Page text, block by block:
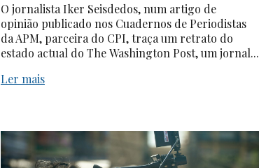
O jornalista Iker Seisdedos, num artigo de
opinião publicado nos Cuadernos de Periodistas
da APM, parceira do CPI, traça um retrato do
estado actual do The Washington Post, um jornal...
Ler mais